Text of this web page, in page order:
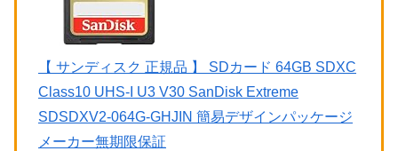
【 サンディスク 正規品 】 SDカード 64GB SDXC
Class10 UHS-I U3 V30 SanDisk Extreme
SDSDXV2-064G-GHJIN 簡易デザインパッケージ
メーカー無期限保証